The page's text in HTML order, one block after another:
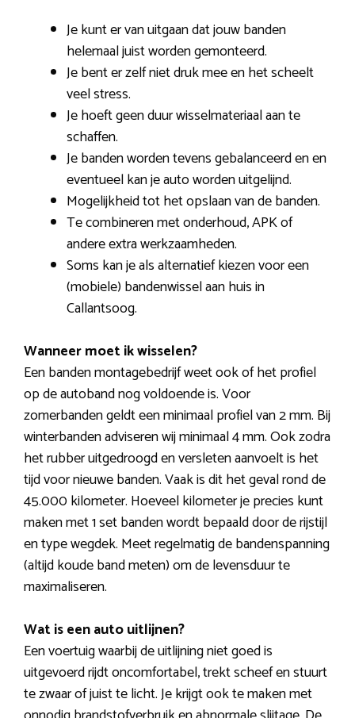
Je kunt er van uitgaan dat jouw banden
helemaal juist worden gemonteerd.
Je bent er zelf niet druk mee en het scheelt
veel stress.
Je hoeft geen duur wisselmateriaal aan te
schaffen.
Je banden worden tevens gebalanceerd en en
eventueel kan je auto worden uitgelijnd.
Mogelijkheid tot het opslaan van de banden.
Te combineren met onderhoud, APK of
andere extra werkzaamheden.
Soms kan je als alternatief kiezen voor een
(mobiele) bandenwissel aan huis in
Callantsoog.
Wanneer moet ik wisselen?
Een banden montagebedrijf weet ook of het profiel
op de autoband nog voldoende is. Voor
zomerbanden geldt een minimaal profiel van 2 mm. Bij
winterbanden adviseren wij minimaal 4 mm. Ook zodra
het rubber uitgedroogd en versleten aanvoelt is het
tijd voor nieuwe banden. Vaak is dit het geval rond de
45.000 kilometer. Hoeveel kilometer je precies kunt
maken met 1 set banden wordt bepaald door de rijstijl
en type wegdek. Meet regelmatig de bandenspanning
(altijd koude band meten) om de levensduur te
maximaliseren.
Wat is een auto uitlijnen?
Een voertuig waarbij de uitlijning niet goed is
uitgevoerd rijdt oncomfortabel, trekt scheef en stuurt
te zwaar of juist te licht. Je krijgt ook te maken met